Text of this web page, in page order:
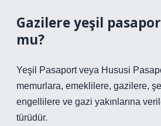
Gazilere yeşil
mu?
Yeşil Pasaport veya Hususi
memurlara, emeklilere, gazilere,
engellilere ve gazi yakınlarına
türüdür.